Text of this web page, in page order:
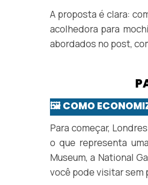
A proposta é clara:
acolhedora para
abordados no post,
🖼️ COMO
Para começar,
o que representa
Museum, a National
você pode visitar sem